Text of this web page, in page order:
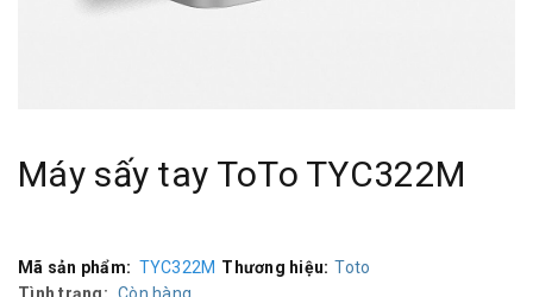
Máy sấy tay ToTo TYC322M
Mã sản phẩm: TYC322M Thương hiệu: Toto